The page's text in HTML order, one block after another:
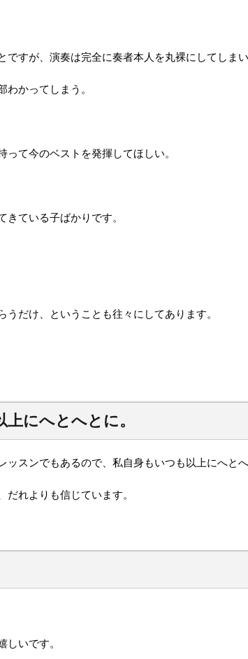
ですが、演奏は完全に奏者本人を丸裸にしてしま
かってしまう。
て今のベストを発揮してほしい。
ている子ばかりです。
だけ、ということも往々にしてあります。
にへとへとに。
スンでもあるので、私自身もいつも以上にへと
れよりも信じています。
いです。